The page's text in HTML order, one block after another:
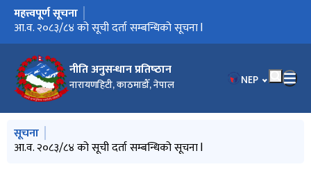
नीति अनुसन्धान प्रतिष्‍ठान
नारायणहिटी, काठमाडौँ, नेपाल भाषा चयन गर्नुहोस्
NEP
मुख्य नेभिगेसनमा जानुहोस्
महत्त्वपूर्ण सूचना
आ.व. २०८३/८४ को सूची दर्ता सम्बन्धिको सूचना l
मुख्य नेभिगेसनमा जानुहोस्
सूचना
आ.व. २०८३/८४ को सूची दर्ता सम्बन्धिको सूचना l